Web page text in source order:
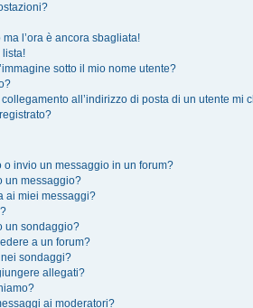
l’ora è ancora sbagliata!
lista!
sotto il mio nome utente?
all’indirizzo di posta di un utente mi
invio un messaggio in un forum?
un messaggio?
ai miei messaggi?
un sondaggio?
a un forum?
sondaggi?
allegati?
ai moderatori?